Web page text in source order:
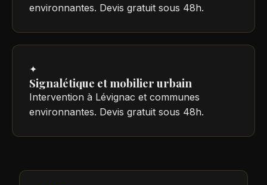
environnantes. Devis gratuit sous 48h.
✦
Signalétique et mobilier urbain
Intervention à Lévignac et communes
environnantes. Devis gratuit sous 48h.